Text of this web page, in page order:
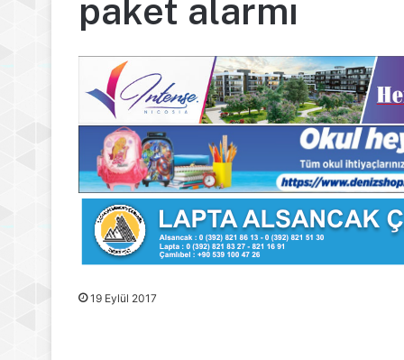
paket alarmı
19 Eylül 2017